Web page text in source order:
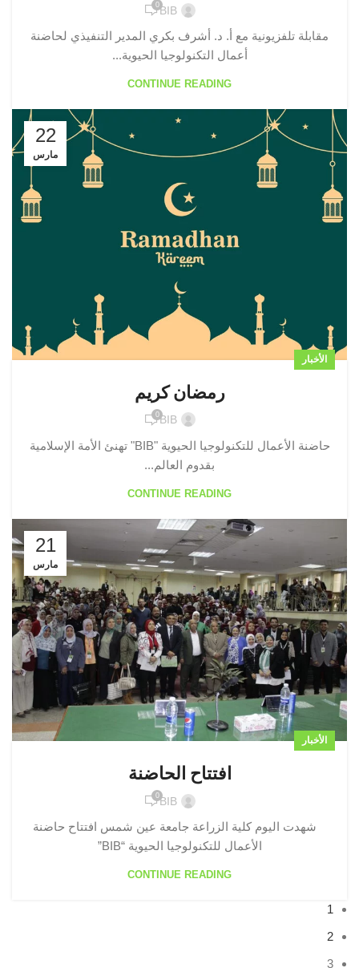
BIB
0
مقابلة تلفزيونية مع أ. د. أشرف بكري المدير التنفيذي لحاضنة
أعمال التكنولوجيا الحيوية...
CONTINUE READING
22
مارس
الأخبار
رمضان كريم
BIB
0
حاضنة الأعمال للتكنولوجيا الحيوية "BIB" تهنئ الأمة الإسلامية
بقدوم العالم...
CONTINUE READING
21
مارس
الأخبار
افتتاح الحاضنة
BIB
0
شهدت اليوم كلية الزراعة جامعة عين شمس افتتاح حاضنة
الأعمال للتكنولوجيا الحيوية “BIB”
CONTINUE READING
1
2
3